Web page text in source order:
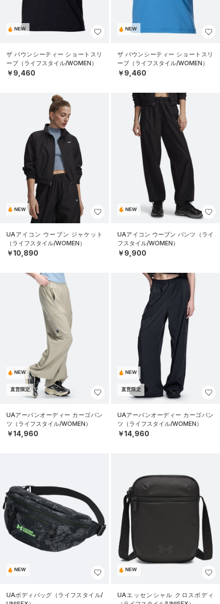
NEW
ザ バウンシーティー ショートスリ
ーブ（ライフスタイル/WOMEN）
￥9,460
NEW
ザ バウンシーティー ショートスリ
ーブ（ライフスタイル/WOMEN）
￥9,460
NEW
UAアイコン ウーブン ジャケット
（ライフスタイル/WOMEN）
￥10,890
NEW
UAアイコン ウーブン パンツ（ライ
フスタイル/WOMEN）
￥9,900
NEW
直営限定
UAアーバンオーディー カーゴパン
ツ（ライフスタイル/WOMEN）
￥14,960
NEW
直営限定
UAアーバンオーディー カーゴパン
ツ（ライフスタイル/WOMEN）
￥14,960
NEW
UAボディバッグ（ライフスタイル/
NEW
UAエッセンシャル クロスボディ